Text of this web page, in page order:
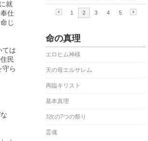
就
仕
じ
ては
民
守ら
命の真理
エロヒム神様
天の母エルサレム
再臨キリスト
基本真理
3次の7つの祭り
霊魂